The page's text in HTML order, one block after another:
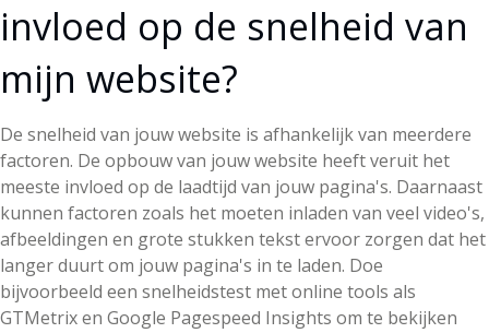
invloed op de snelheid van
mijn website?
De snelheid van jouw website is afhankelijk van meerdere
factoren. De opbouw van jouw website heeft veruit het
meeste invloed op de laadtijd van jouw pagina's. Daarnaast
kunnen factoren zoals het moeten inladen van veel video's,
afbeeldingen en grote stukken tekst ervoor zorgen dat het
langer duurt om jouw pagina's in te laden. Doe
bijvoorbeeld een snelheidstest met online tools als
GTMetrix en Google Pagespeed Insights om te bekijken